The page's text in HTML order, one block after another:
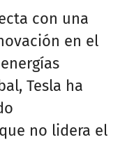
con una
en el
Tesla ha
no lidera el